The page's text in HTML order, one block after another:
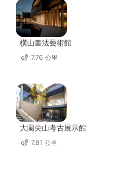
橫山書法藝術館
7.76 公里
大園尖山考古展示館
7.81 公里